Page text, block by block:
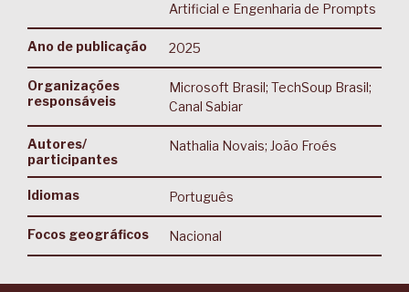
Artificial e Engenharia de Prompts
Ano de publicação 2025
Organizações
responsáveis
Microsoft Brasil; TechSoup Brasil;
Canal Sabiar
Autores/
participantes
Nathalia Novais; João Froés
Idiomas Português
Focos geográficos Nacional